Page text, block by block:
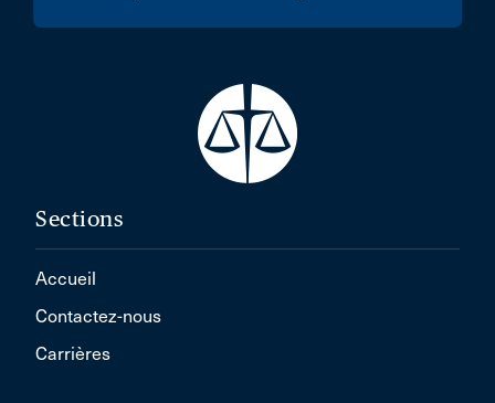
Sections
Accueil
Contactez-nous
Carrières